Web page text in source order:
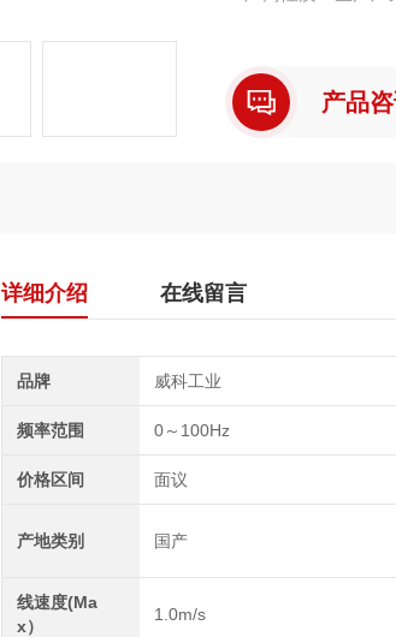
产品
详细介绍 在线留言
品牌 威科工业
频率范围 0～100Hz
价格区间 面议
产地类别 国产
线速度(Ma
x）
1.0m/s